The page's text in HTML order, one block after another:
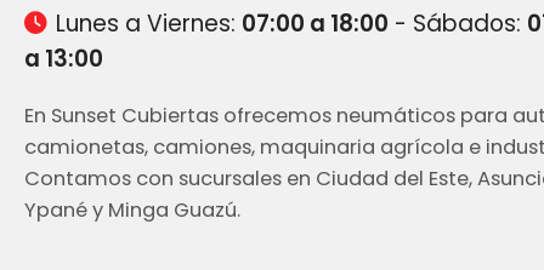
Lunes a Viernes: 07:00 a 18:00 - Sábados:
a 13:00
En Sunset Cubiertas ofrecemos neumáticos para
camionetas, camiones, maquinaria agrícola e
Contamos con sucursales en Ciudad del Este,
Ypané y Minga Guazú.